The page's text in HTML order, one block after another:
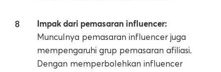
Impak dari pemasaran influencer:
Munculnya pemasaran influencer juga
mempengaruhi grup pemasaran afiliasi.
Dengan memperbolehkan influencer